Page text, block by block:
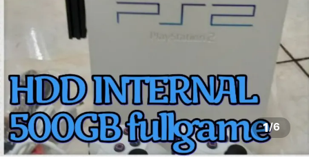
1/6